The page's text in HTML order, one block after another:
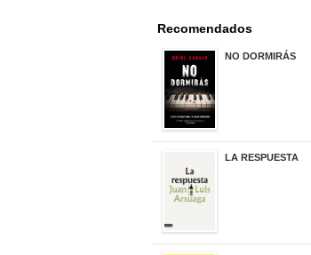
Recomendados
NO DORMIRÁS
LA RESPUESTA